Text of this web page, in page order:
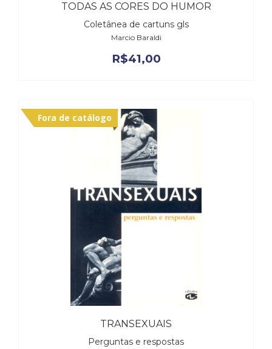
TODAS AS CORES DO HUMOR
Coletânea de cartuns gls
Marcio Baraldi
R$41,00
Fora de catálogo
TRANSEXUAIS
Perguntas e respostas